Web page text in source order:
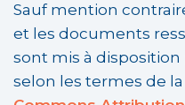
Sauf mention
et les documents
sont mis à disposition
selon les termes de la